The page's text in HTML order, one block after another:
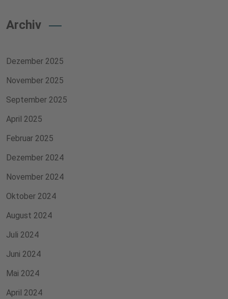
Archiv
Dezember 2025
November 2025
September 2025
April 2025
Februar 2025
Dezember 2024
November 2024
Oktober 2024
August 2024
Juli 2024
Juni 2024
Mai 2024
April 2024